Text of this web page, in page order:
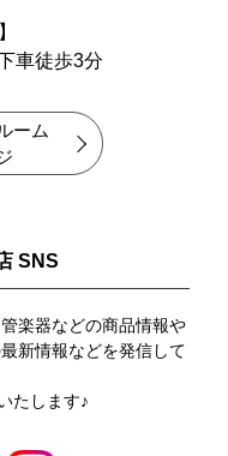
車徒歩3分
ーム
SNS
楽器などの商品情報や
新情報などを発信して
たします♪